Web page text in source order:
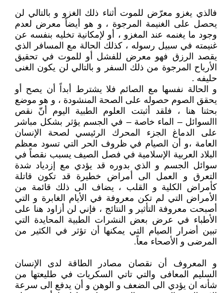
فالذي يغزو معرّض للموت أثناء ذلك الغزو و بالتالي لن
يحصل على الغنيمة المرجوة ، و هو أيضاً معرض لعدم
وجود ما يغنمه عند المغزو ، أو لإمكانية تخليه بنفسه عن
غنيمته في سبيل رسوله ، كذلك الحالة مع المسافر الذي
يقصد الرزق فهو معرض للفشل أو للموت في تحقيق
الأرباح المرجوة من ذلك السفر و بالتالي لن يكون الغنى
حليفه .
و الحالة نفسها مع الصائم فلا يشترط أبداً أن يصح أو
يحقق الصوم حصوله على الصحة المنشودة ، و هو موضع
بحثنا هنا ، فلقد أثبتت العلوم الطبية اليوم أنّ نقص
االسوائل – الماء خاصة – في الجسم يؤثر بشكل مباشر
على الدماغ الجزء المحرك الرئيسي لصحة الإنسان
العامة ،و أن الصيام في ظروف الحر التي تسود معظم
البلاد العربية الإسلامية في فصل الصيف يسبب نقصاً في
سوائل الجسم و الذي بدوره قد يؤدي مع إزدياد شدة
التعرق و العمل الى أمراض خطيرة قد تكون قاتلة
كأمراض الكلية و القلب ، يضاف الى ذلك قائمة من
الأمراض التي لم تكن معروفة في الأيام الغابرة و التي
أصبحت معروفة التأثير و النتائج ، فإني لن أزاود هنا على
الأطباء في عرض بعض النشرات الطبية المحايدة التي
تبين أضرار الصيام التي يمكنها أن تؤثر في الكثير من
المرضى و الأصحاء معاً.
و المعروف أن نقصان مصادر الطاقة لدى الإنسان
السليم المعافى والتي تاتي السكريات في طليعتها من
شأنه ان يؤدي الى الضعف و الوهن و أن يدفع الى سرعة